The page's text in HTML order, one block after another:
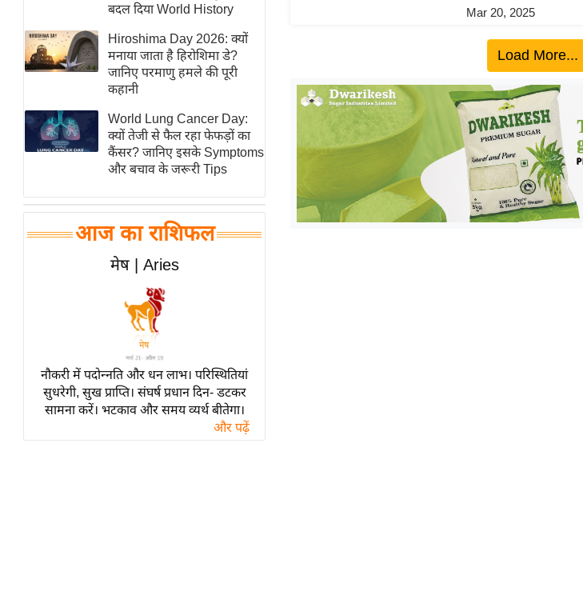
ई-पेपर
मिसाल बेमिसाल
शख्सियत
यंग इंडिया
साहित्य जगत
ऑटो वर्ल्ड
मनोरंजन जगत
बॉलीवुड
हॉलीवुड
Breaking
लाइफस्टाइल
टेक्नॉलॉजी
ब्यूटी/फैशन
बदल दिया World History
Hiroshima Day 2026: क्यों
मनाया जाता है हिरोशिमा डे?
जानिए परमाणु हमले की पूरी
कहानी
World Lung Cancer Day:
क्यों तेजी से फैल रहा फेफड़ों का
कैंसर? जानिए इसके Symptoms
और बचाव के जरूरी Tips
आज का राशिफल
मेष | Aries
नौकरी में पदोन्नति और धन लाभ। परिस्थितियां
सुधरेगी, सुख प्राप्ति। संघर्ष प्रधान दिन- डटकर
सामना करें। भटकाव और समय व्यर्थ बीतेगा।
और पढ़ें
Mar 20, 2025
Load More...